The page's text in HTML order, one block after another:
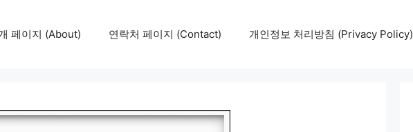
페이지 (About) 연락처 페이지 (Contact) 개인정보 처리방침 (Privacy Policy)